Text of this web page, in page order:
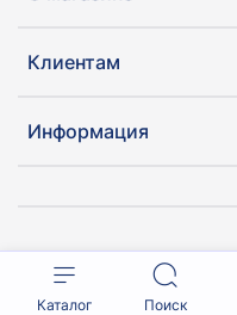
Клиентам
Информация
Каталог Поиск